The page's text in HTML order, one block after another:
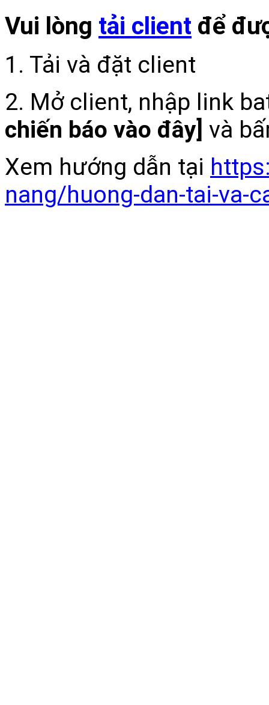
Vui lòng tải client để
1. Tải và đặt client
2. Mở client, nhập link
chiến báo vào đây] và
Xem hướng dẫn tại
nang/huong-dan-tai-va-